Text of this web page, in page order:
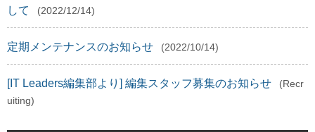
して
(2022/12/14)
定期メンテナンスのお知らせ (2022/10/14)
[IT Leaders編集部より] 編集スタッフ募集のお知らせ
(Recr
uiting)